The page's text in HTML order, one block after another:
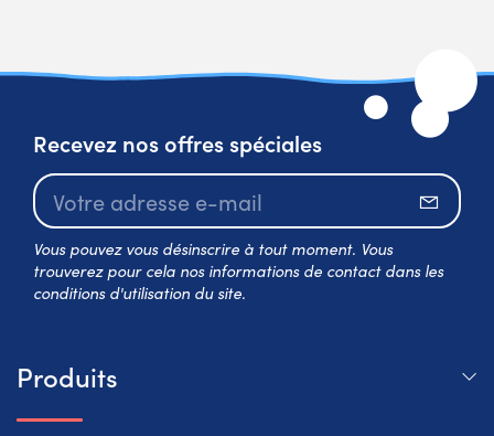
Recevez nos offres spéciales
Vous pouvez vous désinscrire à tout moment. Vous
trouverez pour cela nos informations de contact dans les
conditions d'utilisation du site.
Produits